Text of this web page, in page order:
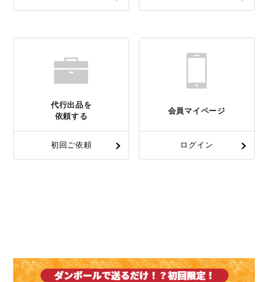
代行出品を
依頼する
初回ご依頼
会員マイページ
ログイン